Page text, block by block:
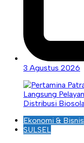
3 Agustus 2026
Ekonomi & Bisnis
SULSEL